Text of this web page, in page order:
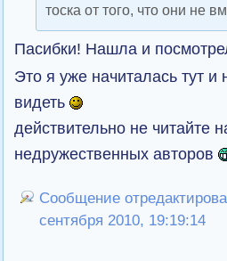
тоска от того, что они не
Пасибки! Нашла и
Это я уже начиталась тут
видеть
действительно не читайте
недружественных авторов
Сообщение
сентября 2010, 19:19:14